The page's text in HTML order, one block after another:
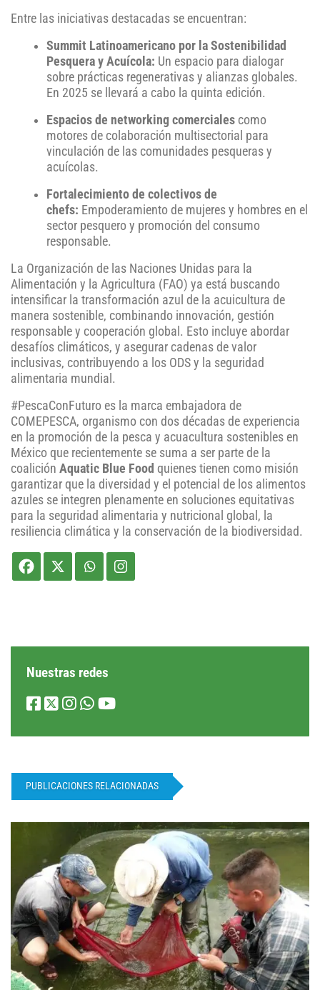
Entre las iniciativas destacadas se encuentran:
Summit Latinoamericano por la Sostenibilidad
Pesquera y Acuícola: Un espacio para dialogar
sobre prácticas regenerativas y alianzas globales.
En 2025 se llevará a cabo la quinta edición.
Espacios de networking comerciales como
motores de colaboración multisectorial para
vinculación de las comunidades pesqueras y
acuícolas.
Fortalecimiento de colectivos de
chefs: Empoderamiento de mujeres y hombres en el
sector pesquero y promoción del consumo
responsable.
La Organización de las Naciones Unidas para la
Alimentación y la Agricultura (FAO) ya está buscando
intensificar la transformación azul de la acuicultura de
manera sostenible, combinando innovación, gestión
responsable y cooperación global. Esto incluye abordar
desafíos climáticos, y asegurar cadenas de valor
inclusivas, contribuyendo a los ODS y la seguridad
alimentaria mundial.
#PescaConFuturo es la marca embajadora de
COMEPESCA, organismo con dos décadas de experiencia
en la promoción de la pesca y acuacultura sostenibles en
México que recientemente se suma a ser parte de la
coalición Aquatic Blue Food quienes tienen como misión
garantizar que la diversidad y el potencial de los alimentos
azules se integren plenamente en soluciones equitativas
para la seguridad alimentaria y nutricional global, la
resiliencia climática y la conservación de la biodiversidad.
Nuestras redes
PUBLICACIONES RELACIONADAS